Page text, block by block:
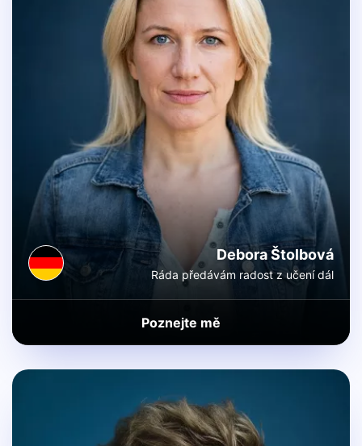
Debora Štolbová
Ráda předávám radost z učení dál
Poznejte mě